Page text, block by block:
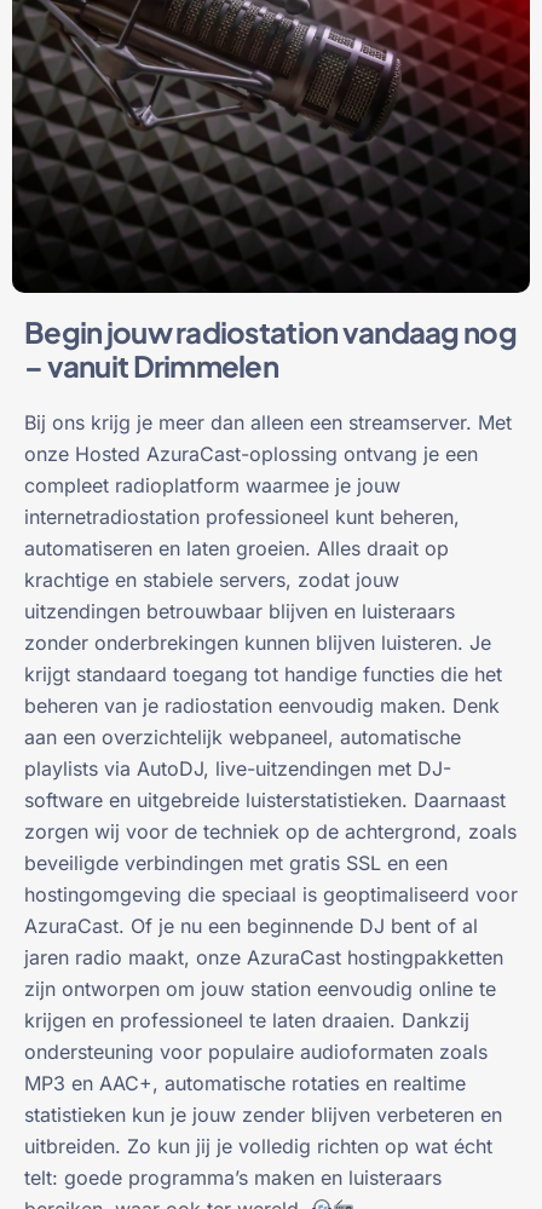
Begin jouw radiostation vandaag nog
– vanuit Drimmelen
Bij ons krijg je meer dan alleen een streamserver. Met
onze Hosted AzuraCast-oplossing ontvang je een
compleet radioplatform waarmee je jouw
internetradiostation professioneel kunt beheren,
automatiseren en laten groeien. Alles draait op
krachtige en stabiele servers, zodat jouw
uitzendingen betrouwbaar blijven en luisteraars
zonder onderbrekingen kunnen blijven luisteren. Je
krijgt standaard toegang tot handige functies die het
beheren van je radiostation eenvoudig maken. Denk
aan een overzichtelijk webpaneel, automatische
playlists via AutoDJ, live-uitzendingen met DJ-
software en uitgebreide luisterstatistieken. Daarnaast
zorgen wij voor de techniek op de achtergrond, zoals
beveiligde verbindingen met gratis SSL en een
hostingomgeving die speciaal is geoptimaliseerd voor
AzuraCast. Of je nu een beginnende DJ bent of al
jaren radio maakt, onze AzuraCast hostingpakketten
zijn ontworpen om jouw station eenvoudig online te
krijgen en professioneel te laten draaien. Dankzij
ondersteuning voor populaire audioformaten zoals
MP3 en AAC+, automatische rotaties en realtime
statistieken kun je jouw zender blijven verbeteren en
uitbreiden. Zo kun jij je volledig richten op wat écht
telt: goede programma’s maken en luisteraars